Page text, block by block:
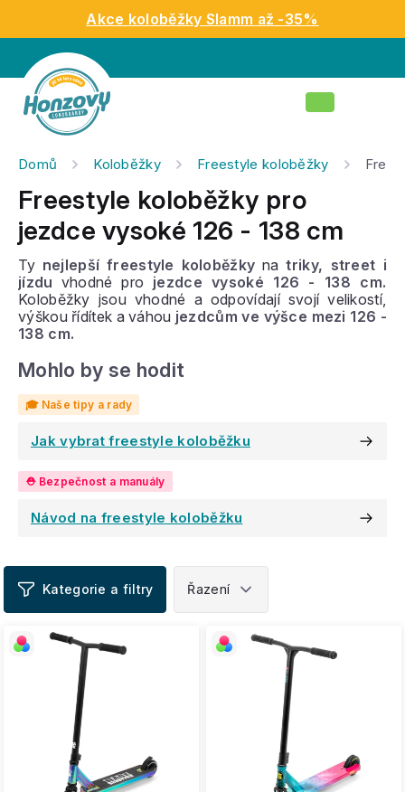
obsah
Akce koloběžky Slamm až -35%
Nákupní
Domů Koloběžky Freestyle koloběžky
Freestyle koloběžky pro
jezdce vysoké 126 - 138 cm
Ty nejlepší freestyle koloběžky natriky, street i
jízdu vhodné pro jezdce vysoké 126 - 138 cm.
Koloběžky jsou vhodné a odpovídají svojí velikostí,
výškou řídítek a váhou jezdcům ve výšce mezi 126 -
138 cm.
Mohlo by se hodit
Jak vybrat freestyle koloběžku
Návod na freestyle koloběžku
ý
p
i
s